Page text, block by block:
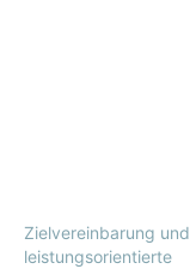
Zielvereinbarung und
leistungsorientierte